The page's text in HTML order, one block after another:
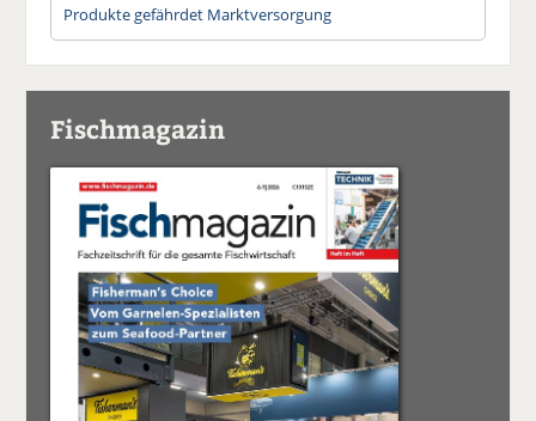
Produkte gefährdet Marktversorgung
Fischmagazin